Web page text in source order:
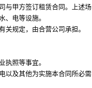
与甲方签订租赁合同。上述场
、电等设施。
规定，由合营公司承担。
执照等事宜。
以及其他为实施本合同所必需